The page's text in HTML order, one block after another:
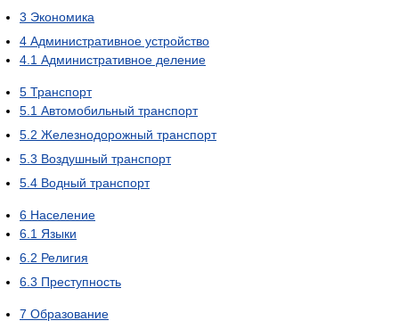
3 Экономика
4 Административное устройство
4.1 Административное деление
5 Транспорт
5.1 Автомобильный транспорт
5.2 Железнодорожный транспорт
5.3 Воздушный транспорт
5.4 Водный транспорт
6 Население
6.1 Языки
6.2 Религия
6.3 Преступность
7 Образование